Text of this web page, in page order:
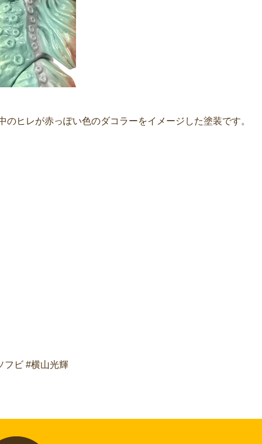
ヒレが赤っぽい色のダコラーをイメージした塗装です。
フビ #横山光輝